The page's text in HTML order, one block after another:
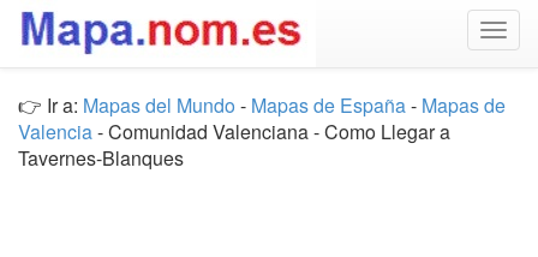
👉 Ir a: Mapas del Mundo - Mapas de España- Mapas de
Valencia- Comunidad Valenciana - Como Llegar a
Tavernes-Blanques